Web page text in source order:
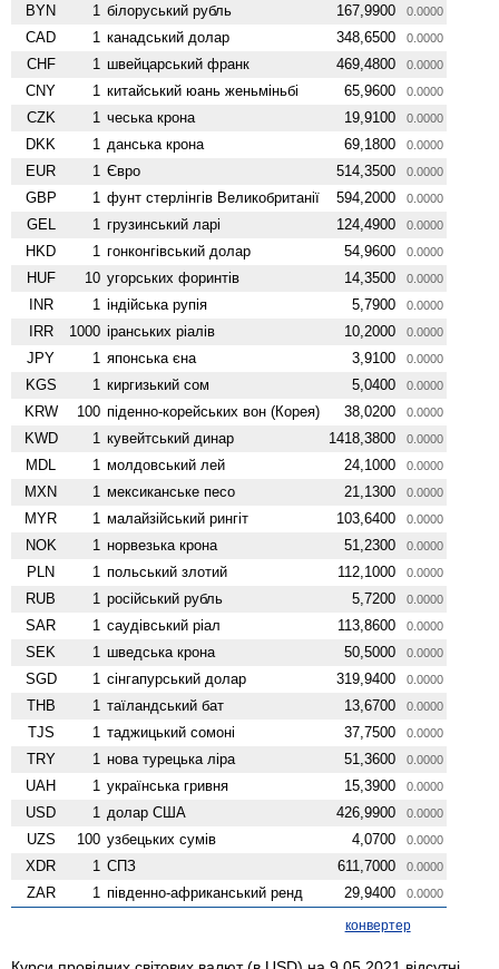
BYN 1 білоруський рубль 167,9900 0.0000
CAD 1 канадський долар 348,6500 0.0000
CHF 1 швейцарський франк 469,4800 0.0000
CNY 1 китайський юань женьмiньбi 65,9600 0.0000
CZK 1 чеська крона 19,9100 0.0000
DKK 1 данська крона 69,1800 0.0000
EUR 1 Євро 514,3500 0.0000
GBP 1 фунт стерлінгів Велико­британії 594,2000 0.0000
GEL 1 грузинський ларі 124,4900 0.0000
HKD 1 гонконгівський долар 54,9600 0.0000
HUF 10 угорських форинтів 14,3500 0.0000
INR 1 індійська рупія 5,7900 0.0000
IRR 1000 іранських ріалів 10,2000 0.0000
JPY 1 японська єна 3,9100 0.0000
KGS 1 киргизький сом 5,0400 0.0000
KRW 100 піденно-корейських вон (Корея) 38,0200 0.0000
KWD 1 кувейтський динар 1418,3800 0.0000
MDL 1 молдовський лей 24,1000 0.0000
MXN 1 мексиканське песо 21,1300 0.0000
MYR 1 малайзійський рингіт 103,6400 0.0000
NOK 1 норвезька крона 51,2300 0.0000
PLN 1 польський злотий 112,1000 0.0000
RUB 1 російський рубль 5,7200 0.0000
SAR 1 саудівський ріал 113,8600 0.0000
SEK 1 шведська крона 50,5000 0.0000
SGD 1 сінгапурський долар 319,9400 0.0000
THB 1 таїландський бат 13,6700 0.0000
TJS 1 таджицький сомоні 37,7500 0.0000
TRY 1 нова турецька ліра 51,3600 0.0000
UAH 1 українська гривня 15,3900 0.0000
USD 1 долар США 426,9900 0.0000
UZS 100 узбецьких сумів 4,0700 0.0000
XDR 1 СПЗ 611,7000 0.0000
ZAR 1 південно-африканський ренд 29,9400 0.0000
конвертер